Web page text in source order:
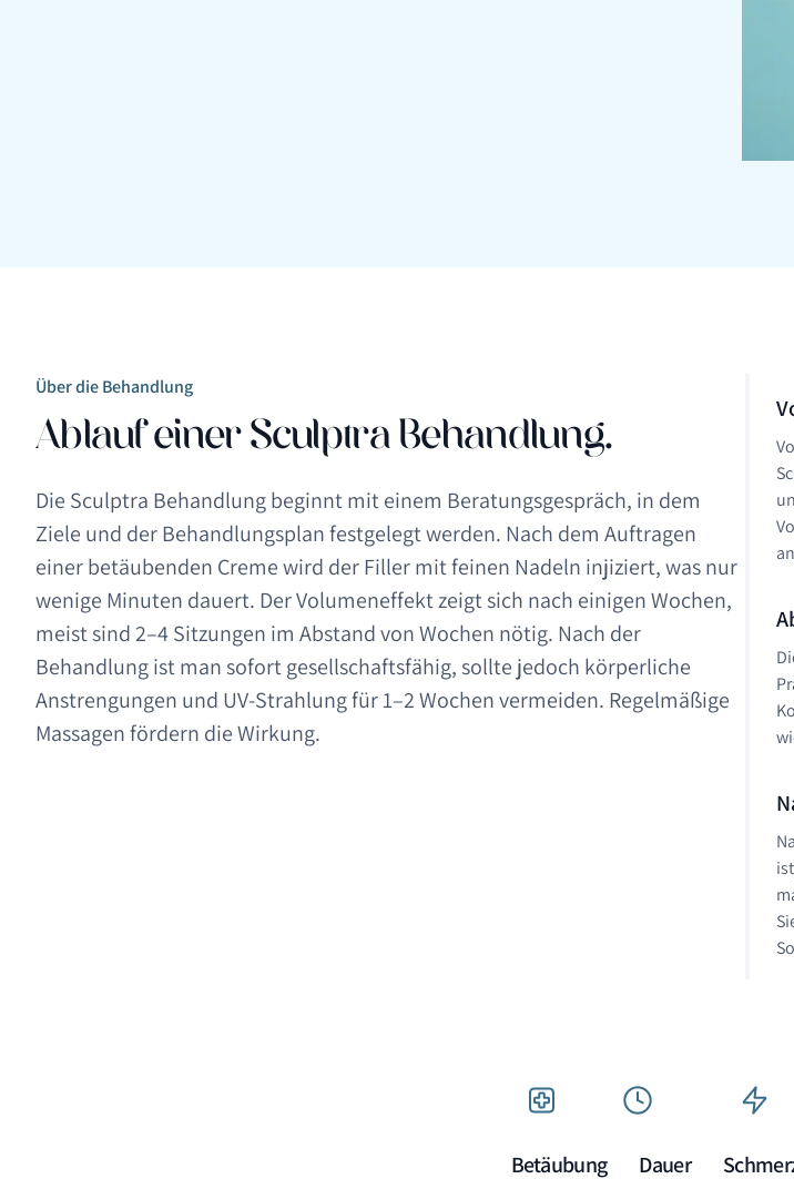
Über die Behandlung
Ablauf einer Sculptra Behandlung.
Die Sculptra Behandlung beginnt mit einem Beratungsgespräch, in dem
Ziele und der Behandlungsplan festgelegt werden. Nach dem Auftragen
einer betäubenden Creme wird der Filler mit feinen Nadeln injiziert, was nur
wenige Minuten dauert. Der Volumeneffekt zeigt sich nach einigen Wochen,
meist sind 2–4 Sitzungen im Abstand von Wochen nötig. Nach der
Behandlung ist man sofort gesellschaftsfähig, sollte jedoch körperliche
Anstrengungen und UV-Strahlung für 1–2 Wochen vermeiden. Regelmäßige
Massagen fördern die Wirkung.
Betäubung Dauer